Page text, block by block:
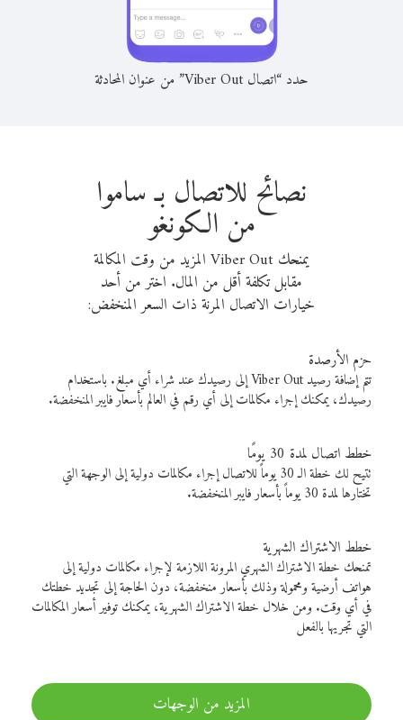
حدد “اتصال Viber Out” من عنوان المحادثة
نصائح للاتصال بـ ساموا
من الكونغو
يمنحك Viber Out المزيد من وقت المكالمة
مقابل تكلفة أقل من المال. اختر من أحد
خيارات الاتصال المرنة ذات السعر المنخفض:
حزم الأرصدة
تتم إضافة رصيد Viber Out إلى رصيدك عند شراء أي مبلغ. باستخدام
رصيدك، يمكنك إجراء مكالمات إلى أي رقم في العالم بأسعار فايبر المنخفضة.
خطط اتصال لمدة 30 يومًا
تتيح لك خطة الـ 30 يوماً للاتصال إجراء مكالمات دولية إلى الوجهة التي
تختارها لمدة 30 يوماً بأسعار فايبر المنخفضة.
خطط الاشتراك الشهرية
تمنحك خطة الاشتراك الشهري المرونة اللازمة لإجراء مكالمات دولية إلى
هواتف أرضية ومحمولة وذلك بأسعار منخفضة، دون الحاجة إلى تجديد خطتك
في أي وقت. ومن خلال خطة الاشتراك الشهرية، يمكنك توفير أسعار المكالمات
التي تجريها بالفعل
المزيد من الوجهات